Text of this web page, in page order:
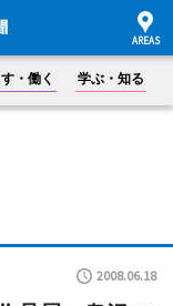
・働く 学ぶ・知る
2008.06.18